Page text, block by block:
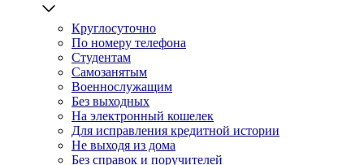
Круглосуточно
По номеру телефона
Студентам
Самозанятым
Военнослужащим
Без выходных
На электронный кошелек
Для исправления кредитной истории
Не выходя из дома
Без справок и поручителей